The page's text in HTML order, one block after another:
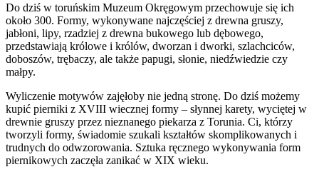
Do dziś w toruńskim Muzeum Okręgowym przechowuje się ich
około 300. Formy, wykonywane najczęściej z drewna gruszy,
jabłoni, lipy, rzadziej z drewna bukowego lub dębowego,
przedstawiają królowe i królów, dworzan i dworki, szlachciców,
doboszów, trębaczy, ale także papugi, słonie, niedźwiedzie czy
małpy.
Wyliczenie motywów zajęłoby nie jedną stronę. Do dziś możemy
kupić pierniki z XVIII wiecznej formy – słynnej karety, wyciętej w
drewnie gruszy przez nieznanego piekarza z Torunia. Ci, którzy
tworzyli formy, świadomie szukali kształtów skomplikowanych i
trudnych do odwzorowania. Sztuka ręcznego wykonywania form
piernikowych zaczęła zanikać w XIX wieku.